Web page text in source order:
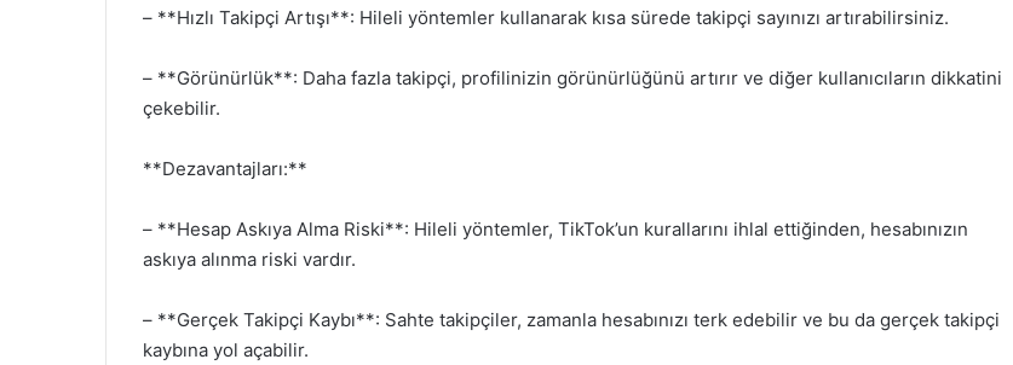
– **Hızlı Takipçi Artışı**: Hileli yöntemler kullanarak kısa sürede takipçi sayınızı artırabilirsiniz.
– **Görünürlük**: Daha fazla takipçi, profilinizin görünürlüğünü artırır ve diğer kullanıcıların dikkatini
çekebilir.
**Dezavantajları:**
– **Hesap Askıya Alma Riski**: Hileli yöntemler, TikTok’un kurallarını ihlal ettiğinden, hesabınızın
askıya alınma riski vardır.
– **Gerçek Takipçi Kaybı**: Sahte takipçiler, zamanla hesabınızı terk edebilir ve bu da gerçek takipçi
kaybına yol açabilir.